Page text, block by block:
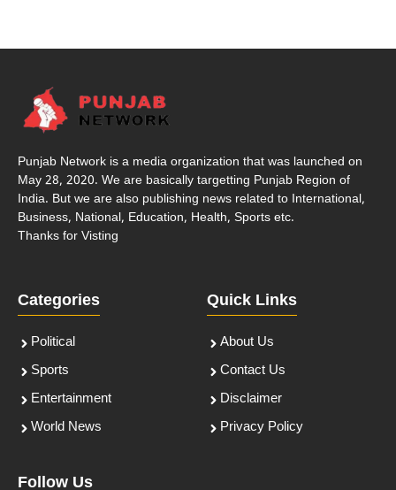
Punjab Network is a media organization that was launched on
May 28, 2020. We are basically targetting Punjab Region of
India. But we are also publishing news related to International,
Business, National, Education, Health, Sports etc.
Thanks for Visting
Categories
Political
Sports
Entertainment
World News
Quick Links
About Us
Contact Us
Disclaimer
Privacy Policy
Follow Us